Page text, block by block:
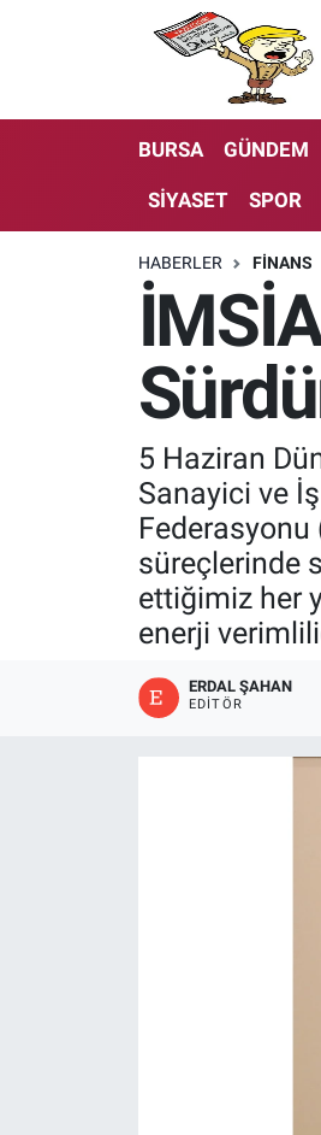
BURSA GÜNDEM
SİYASET SPOR
HABERLER FİNANS
5 Haziran
Sanayici ve
Federasyonu
süreçlerinde
ettiğimiz her
enerji
ERDAL ŞAHAN
EDITÖR